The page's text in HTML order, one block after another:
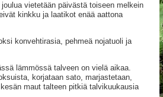
vietetään päivästä toiseen melkein
kinkku ja laatikot enää aattona
konvehtirasia, pehmeä nojatuoli ja
lämmössä talveen on vielä aikaa.
korjataan sato, marjastetaan,
maut talteen pitkiä talvikuukausia